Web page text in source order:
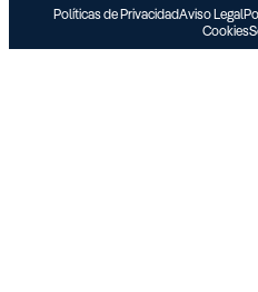
Políticas de PrivacidadAviso Legal
Cookies